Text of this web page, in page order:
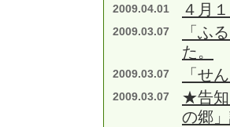
2009.04.01 ４月
2009.03.07
「ふ
た。
2009.03.07 「せ
2009.03.07
★告知
の郷